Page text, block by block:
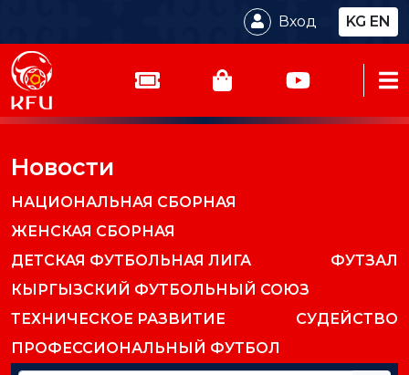
Вход KG EN
Новости
НАЦИОНАЛЬНАЯ СБОРНАЯ
ЖЕНСКАЯ СБОРНАЯ
ДЕТСКАЯ ФУТБОЛЬНАЯ ЛИГА
ФУТЗАЛ
КЫРГЫЗСКИЙ ФУТБОЛЬНЫЙ СОЮЗ
ТЕХНИЧЕСКОЕ РАЗВИТИЕ
СУДЕЙСТВО
ПРОФЕССИОНАЛЬНЫЙ ФУТБОЛ